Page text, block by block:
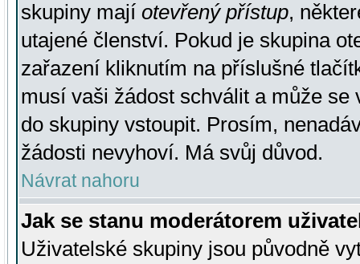
skupiny mají otevřený přístup,
utajené členství. Pokud je skupina
zařazení kliknutím na příslušné
musí vaši žádost schválit a může se
do skupiny vstoupit. Prosím,
žádosti nevyhoví. Má svůj důvod.
Návrat nahoru
Jak se stanu moderátorem
Uživatelské skupiny jsou původně